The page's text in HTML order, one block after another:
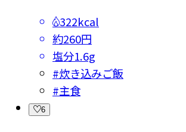
322kcal
約260円
塩分1.6g
#炊き込みご飯
#主食
6